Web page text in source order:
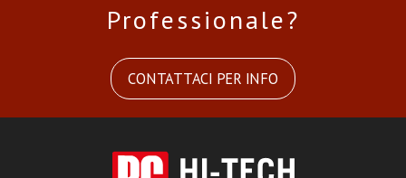
Professionale?
CONTATTACI PER INFO